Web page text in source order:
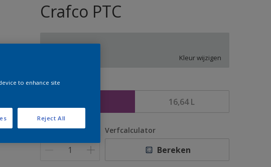
Crafco PTC
QN.02.82
Kleur wijzigen
Grootte
16,64 L
Aantal Verfcalculator
Bereken
to enhance site
Reject All